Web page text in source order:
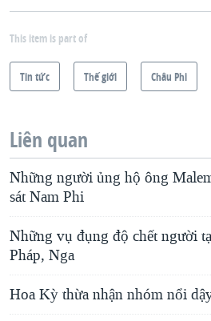
This item is part of
Tin tức Thế giới Châu Phi
Liên quan
Những người ủng hộ ông
sát Nam Phi
Những vụ đụng độ chết người
Pháp, Nga
Hoa Kỳ thừa nhận nhóm nổi